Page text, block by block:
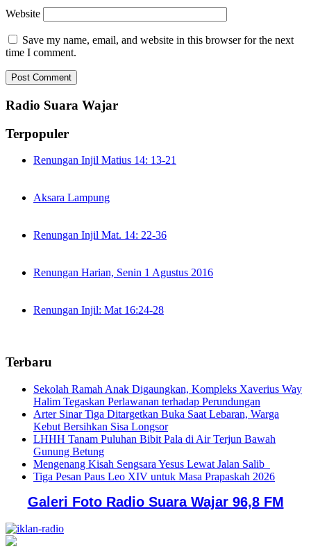
Website
Save my name, email, and website in this browser for the next
time I comment.
Radio Suara Wajar
Terpopuler
Renungan Injil Matius 14: 13-21
Aksara Lampung
Renungan Injil Mat. 14: 22-36
Renungan Harian, Senin 1 Agustus 2016
Renungan Injil: Mat 16:24-28
Terbaru
Sekolah Ramah Anak Digaungkan, Kompleks Xaverius Way
Halim Tegaskan Perlawanan terhadap Perundungan
Arter Sinar Tiga Ditargetkan Buka Saat Lebaran, Warga
Kebut Bersihkan Sisa Longsor
LHHH Tanam Puluhan Bibit Pala di Air Terjun Bawah
Gunung Betung
Mengenang Kisah Sengsara Yesus Lewat Jalan Salib
Tiga Pesan Paus Leo XIV untuk Masa Prapaskah 2026
Galeri Foto Radio Suara Wajar 96,8 FM